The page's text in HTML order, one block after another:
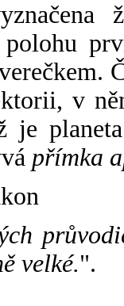
polohu
v
je
přímka
velké.".